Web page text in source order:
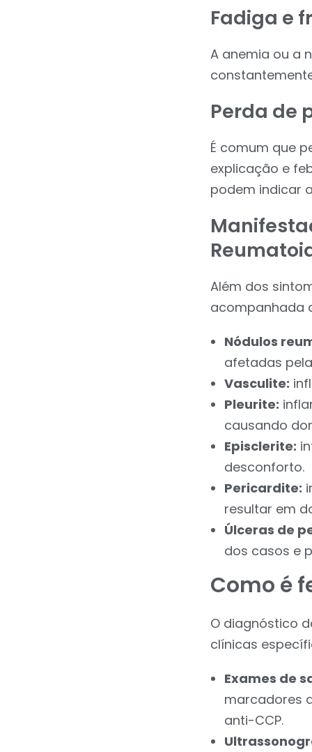
Fadiga e
A anemia ou a
Perda de
É comum que
explicação e
podem indicar
Além dos
acompanhada
Nódulos
afetadas
Vasculite:
Pleurite:
causando
Episclerite:
desconforto.
Pericardite:
resultar em
Úlceras de
dos casos e
Como é
O diagnóstico
clínicas
Exames de
marcadores
anti-CCP.